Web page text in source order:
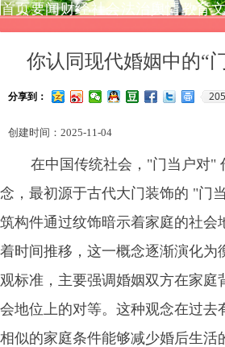
首页要闻财经社会法治 舆情教育
你认同现代婚姻中的“
在中国传统社会，"门当户对"
念，最初源于古代大门装饰的 "门
筑构件通过纹饰暗示着家庭的社会
着时间推移，这一概念逐渐演化为
观标准，主要强调婚姻双方在家庭
会地位上的对等。这种观念在过
相似的家庭条件能够减少婚后生活
分享到： 205
创建时间： 2025-11-04